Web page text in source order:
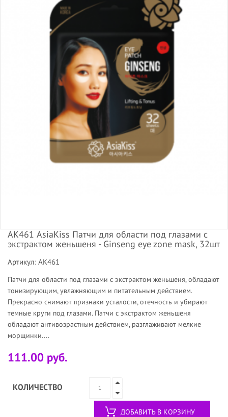
АК461 AsiaKiss Патчи для области под глазами с
экстрактом женьшеня - Ginseng eye zone mask, 32шт
Артикул: АК461
Патчи для области под глазами с экстрактом женьшеня, обладают
тонизирующим, увлажняющим и питательным действием.
Прекрасно снимают признаки усталости, отечность и убирают
темные круги под глазами. Патчи с экстрактом женьшеня
обладают антивозрастным действием, разглаживают мелкие
морщинки....
111.00 руб.
КОЛИЧЕСТВО
ДОБАВИТЬ В КОРЗИНУ